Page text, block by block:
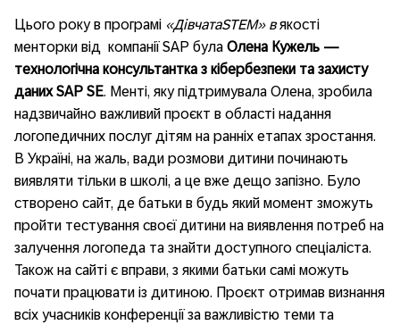
Цього року в програмі «ДівчатаSTEM» вякості
менторки від компанії SAP була Олена Кужель —
технологічна консультантка з кібербезпеки та захисту
данихSAP SE. Менті, яку підтримувала Олена, зробила
надзвичайно важливий проєкт в області надання
логопедичних послуг дітям на ранніх етапах зростання.
В Україні, на жаль, вади розмови дитини починають
виявляти тільки в школі, а це вже дещо запізно. Було
створено сайт, де батьки в будь який момент зможуть
пройти тестування своєї дитини на виявлення потреб на
залучення логопеда та знайти доступного спеціаліста.
Також на сайті є вправи, з якими батьки самі можуть
почати працювати із дитиною. Проєкт отримав визнання
всіх учасників конференції за важливістю теми та